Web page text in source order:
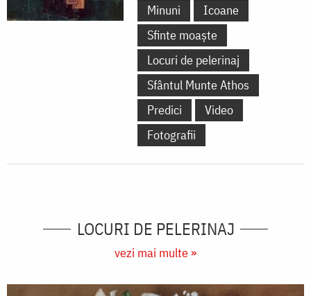
Minuni
Icoane
Sfinte moaște
Locuri de pelerinaj
Sfântul Munte Athos
Predici
Video
Fotografii
LOCURI DE PELERINAJ
vezi mai multe »